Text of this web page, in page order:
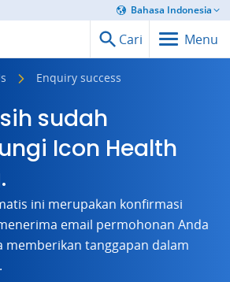
Bahasa Indonesia
Cari Menu
Enquiry success
sudah
Icon Health
ini merupakan konfirmasi
email permohonan Anda
memberikan tanggapan dalam